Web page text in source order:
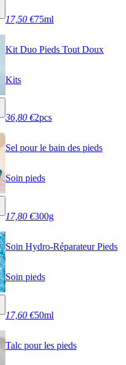
17,50 €75ml
Kit Duo Pieds Tout Doux
Kits
36,80 €2pcs
Sel pour le bain des pieds
Soin pieds
17,80 €300g
Soin Hydro-Réparateur Pieds
Soin pieds
17,60 €50ml
Talc pour les pieds